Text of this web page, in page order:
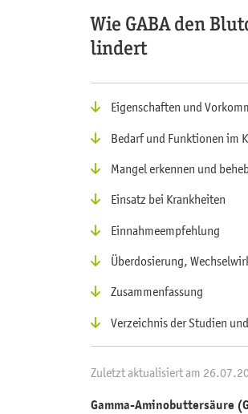
Wie GABA den
lindert
Eigenschaften und
Bedarf und Funktionen im
Mangel erkennen und
Einsatz bei Krankheiten
Einnahmeempfehlung
Überdosierung,
Zusammenfassung
Verzeichnis der Studien
Zuletzt aktualisiert am
Gamma-Aminobuttersäure